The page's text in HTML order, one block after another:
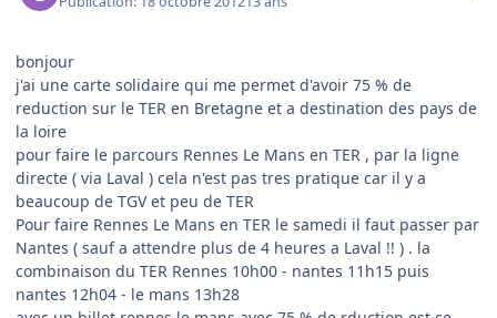
bonjour
j'ai une carte solidaire qui me permet d'avoir 75 % de
reduction sur le TER en Bretagne et a destination des pays de
la loire
pour faire le parcours Rennes Le Mans en TER , par la ligne
directe ( via Laval ) cela n'est pas tres pratique car il y a
beaucoup de TGV et peu de TER
Pour faire Rennes Le Mans en TER le samedi il faut passer par
Nantes ( sauf a attendre plus de 4 heures a Laval !! ) . la
combinaison du TER Rennes 10h00 - nantes 11h15 puis
nantes 12h04 - le mans 13h28